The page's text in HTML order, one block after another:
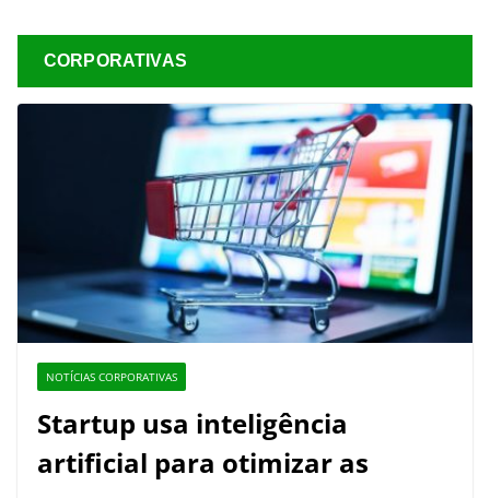
CORPORATIVAS
NOTÍCIAS CORPORATIVAS
Startup usa inteligência
artificial para otimizar as